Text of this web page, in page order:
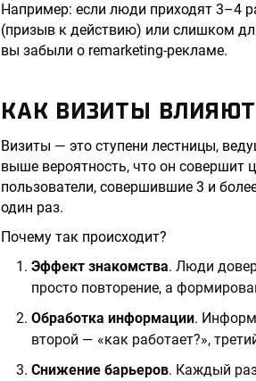
Например: если люди приходят 3–4
(призыв к действию) или слишком
вы забыли о remarketing-рекламе.
КАК ВИЗИТЫ
Визиты — это ступени лестницы,
выше вероятность, что он совершит
пользователи, совершившие 3 и
один раз.
Почему так происходит?
Эффект знакомства. Люди
просто повторение, а
Обработка информации.
второй — «как работает?»,
Снижение барьеров. Каждый